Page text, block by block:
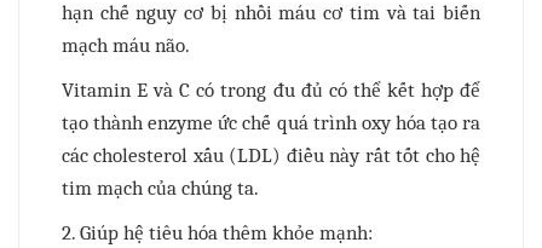
hạn chế nguy cơ bị nhồi máu cơ tim và tai biến
mạch máu não.
Vitamin E và C có trong đu đủ có thể kết hợp để
tạo thành enzyme ức chế quá trình oxy hóa tạo ra
các cholesterol xấu (LDL) điều này rất tốt cho hệ
tim mạch của chúng ta.
2. Giúp hệ tiêu hóa thêm khỏe mạnh: